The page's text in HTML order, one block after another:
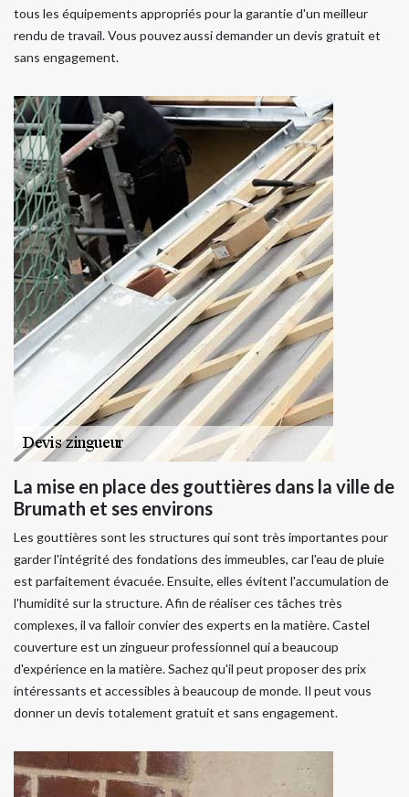
tous les équipements appropriés pour la garantie d'un meilleur
rendu de travail. Vous pouvez aussi demander un devis gratuit et
sans engagement.
La mise en place des gouttières dans la ville de
Brumath et ses environs
Les gouttières sont les structures qui sont très importantes pour
garder l'intégrité des fondations des immeubles, car l'eau de pluie
est parfaitement évacuée. Ensuite, elles évitent l'accumulation de
l'humidité sur la structure. Afin de réaliser ces tâches très
complexes, il va falloir convier des experts en la matière. Castel
couverture est un zingueur professionnel qui a beaucoup
d'expérience en la matière. Sachez qu'il peut proposer des prix
intéressants et accessibles à beaucoup de monde. Il peut vous
donner un devis totalement gratuit et sans engagement.